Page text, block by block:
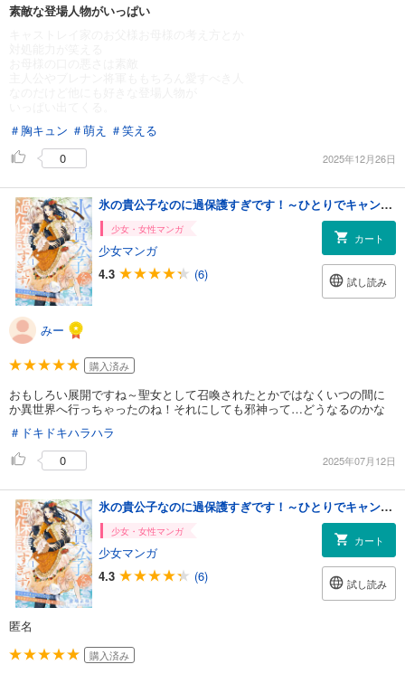
素敵な登場人物がいっぱい
＃胸キュン ＃萌え ＃笑える
0
2025年12月26日
氷の貴公子なのに過保護すぎです！～ひとりでキャンプしていたら異世界で山の神になってしまった件～１
少女・女性マンガ
少女マンガ
4.3
(6)
カート
試し読み
みー
購入済み
おもしろい展開ですね～聖女として召喚されたとかではなくいつの間に
か異世界へ行っちゃったのね！それにしても邪神って…どうなるのかな
＃ドキドキハラハラ
0
2025年07月12日
氷の貴公子なのに過保護すぎです！～ひとりでキャンプしていたら異世界で山の神になってしまった件～１
少女・女性マンガ
少女マンガ
4.3
(6)
カート
試し読み
匿名
購入済み